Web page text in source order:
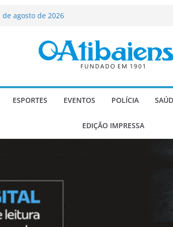
agosto de 2026
– Festa de Bom Jesus dos Perdões
de mosaico do Brasil
candidato a deputado
ESPORTES EVENTOS POLÍCIA
EDIÇÃO IMPRESSA